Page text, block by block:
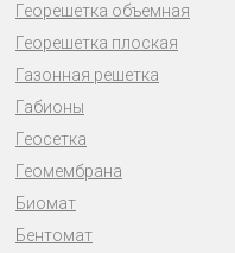
Георешетка объемная
Георешетка плоская
Газонная решетка
Габионы
Геосетка
Геомембрана
Биомат
Бентомат